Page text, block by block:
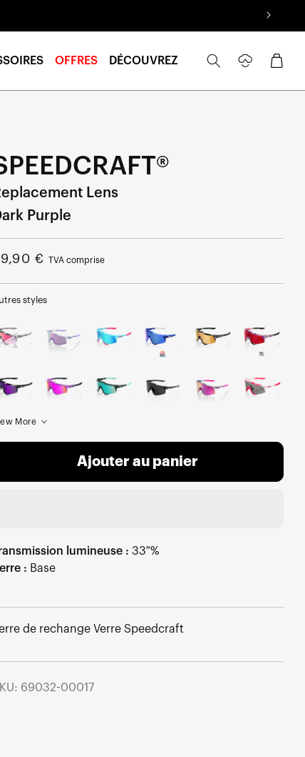
OFFRES DÉCOUVREZ
connecter
Panier
Lens
Purple
€ TVA comprise
styles
More
Ajouter au panier
lumineuse : 33 %
: Base
de rechange Verre Speedcraft
69032-00017